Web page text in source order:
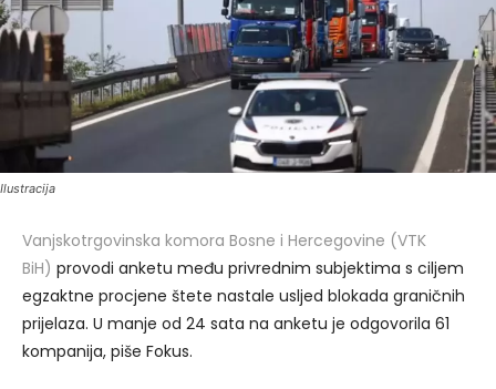
Ilustracija
Vanjskotrgovinska komora Bosne i Hercegovine (VTK
BiH) provodi anketu među privrednim subjektima s ciljem
egzaktne procjene štete nastale usljed blokada graničnih
prijelaza. U manje od 24 sata na anketu je odgovorila 61
kompanija, piše Fokus.